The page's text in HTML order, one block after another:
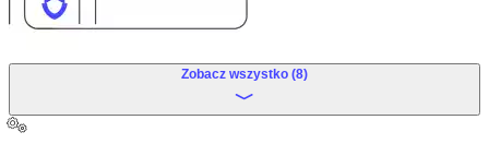
Zobacz wszystko (8)